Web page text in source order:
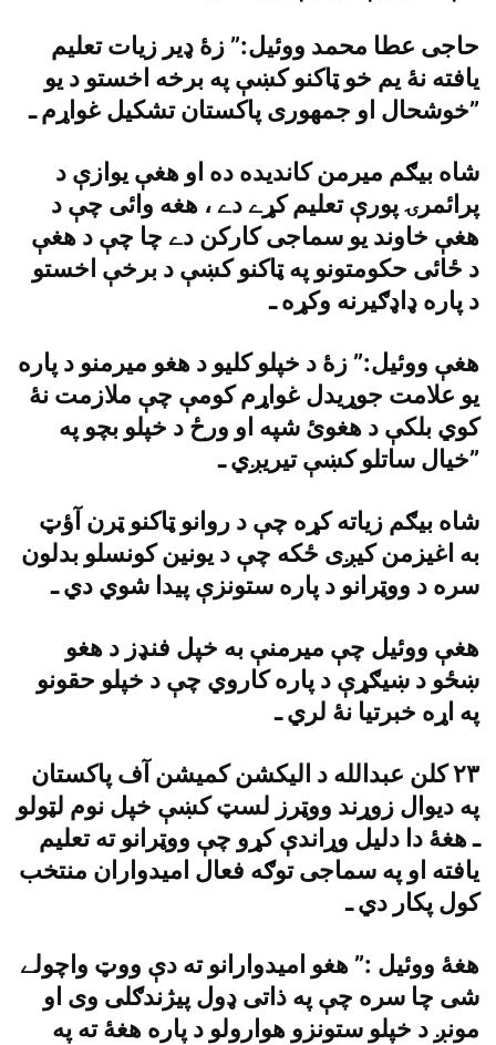
حاجى عطا محمد ووئيل:” زۀ ډير زيات تعليم
يافته نۀ يم خو ټاکنو کښې په برخه اخستو د يو
خوشحال او جمهورى پاکستان تشکيل غواړم ـ”
شاه بيګم ميرمن کانديده ده او هغې يوازې د
پرائمرۍ پورې تعليم کړے دے ، هغه وائى چې د
هغې خاوند يو سماجى کارکن دے چا چې د هغې
د ځائى حکومتونو په ټاکنو کښې د برخې اخستو
د پاره ډاډګيرنه وکړه ـ
هغې ووئيل:” زۀ د خپلو کليو د هغو ميرمنو د پاره
يو علامت جوړيدل غواړم کومې چې ملازمت نۀ
کوي بلکې د هغوئ شپه او ورځ د خپلو بچو په
خيال ساتلو کښې تيريږي ـ”
شاه بيګم زياته کړه چې د روانو ټاکنو ټرن آؤټ
به اغيزمن کيږى ځکه چې د يونين کونسلو بدلون
سره د ووټرانو د پاره ستونزې پيدا شوي دي ـ
هغې ووئيل چې ميرمنې به خپل فنډز د هغو
ښځو د ښيګړې د پاره کاروي چې د خپلو حقونو
په اړه خبرتيا نۀ لري ـ
٢٣ کلن عبدالله د اليکشن کميشن آف پاکستان
په ديوال زوړند ووټرز لسټ کښې خپل نوم لټولو
ـ هغۀ دا دليل وړاندې کړو چې ووټرانو ته تعليم
يافته او په سماجى توګه فعال اميدواران منتخب
کول پکار دي ـ
هغۀ ووئيل :” هغو اميدوارانو ته دې ووټ واچولے
شى چا سره چې په ذاتى ډول پيژندګلى وى او
مونږ د خپلو ستونزو هوارولو د پاره هغۀ ته په